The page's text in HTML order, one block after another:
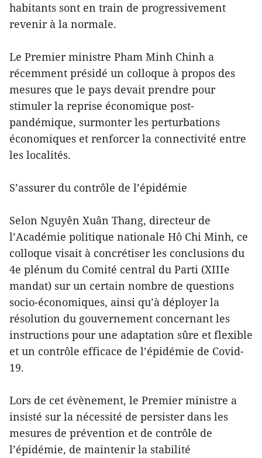
habitants sont en train de progressivement
revenir à la normale.
Le Premier ministre Pham Minh Chinh a
récemment présidé un colloque à propos des
mesures que le pays devait prendre pour
stimuler la reprise économique post-
pandémique, surmonter les perturbations
économiques et renforcer la connectivité entre
les localités.
S’assurer du contrôle de l’épidémie
Selon Nguyên Xuân Thang, directeur de
l’Académie politique nationale Hô Chi Minh, ce
colloque visait à concrétiser les conclusions du
4e plénum du Comité central du Parti (XIIIe
mandat) sur un certain nombre de questions
socio-économiques, ainsi qu’à déployer la
résolution du gouvernement concernant les
instructions pour une adaptation sûre et flexible
et un contrôle efficace de l’épidémie de Covid-
19.
Lors de cet évènement, le Premier ministre a
insisté sur la nécessité de persister dans les
mesures de prévention et de contrôle de
l’épidémie, de maintenir la stabilité